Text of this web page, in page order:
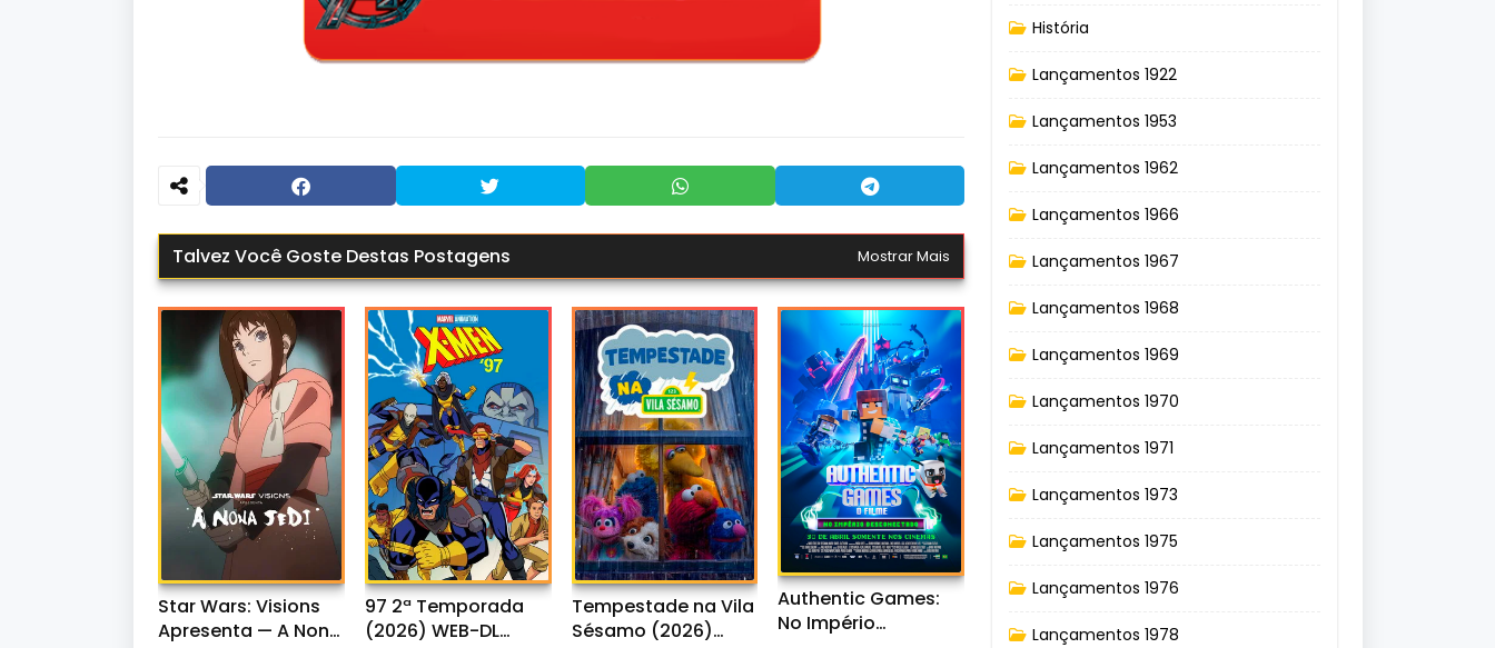
Talvez Você Goste Destas Postagens Mostrar Mais
Star Wars: Visions
Apresenta — A Nona
97 2ª Temporada
(2026) WEB-DL
Tempestade na Vila
Sésamo (2026)
Authentic Games:
No Império
História
Lançamentos 1922
Lançamentos 1953
Lançamentos 1962
Lançamentos 1966
Lançamentos 1967
Lançamentos 1968
Lançamentos 1969
Lançamentos 1970
Lançamentos 1971
Lançamentos 1973
Lançamentos 1975
Lançamentos 1976
Lançamentos 1978